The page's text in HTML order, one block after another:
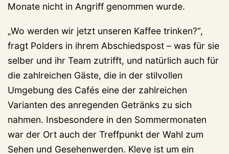
Monate nicht in Angriff genommen wurde.
„Wo werden wir jetzt unseren Kaffee trinken?“,
fragt Polders in ihrem Abschiedspost – was für sie
selber und ihr Team zutrifft, und natürlich auch für
die zahlreichen Gäste, die in der stilvollen
Umgebung des Cafés eine der zahlreichen
Varianten des anregenden Getränks zu sich
nahmen. Insbesondere in den Sommermonaten
war der Ort auch der Treffpunkt der Wahl zum
Sehen und Gesehenwerden. Kleve ist um ein